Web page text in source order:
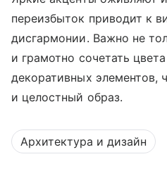
переизбыток приводит к
дисгармонии. Важно не
и грамотно сочетать
декоративных элементов,
и целостный образ.
Архитектура и дизайн